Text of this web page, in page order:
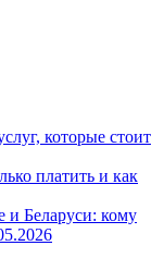
которые стоит
платить и как
Беларуси: кому